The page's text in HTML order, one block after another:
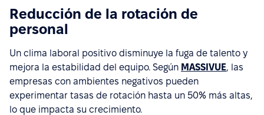
Reducción de la rotación de
personal
Un clima laboral positivo disminuye la fuga de talento y
mejora la estabilidad del equipo. Según MASSIVUE, las
empresas con ambientes negativos pueden
experimentar tasas de rotación hasta un 50% más altas,
lo que impacta su crecimiento.